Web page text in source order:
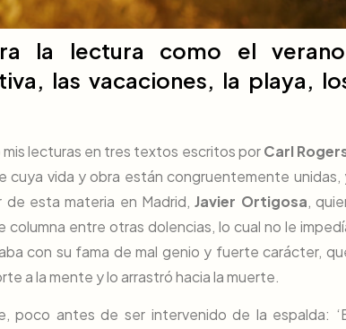
la lectura como el
las vacaciones, la playa,
mis lecturas en tres textos escritos porCarl
vida y obra están congruentemente unidas,
de esta materia en Madrid,Javier Ortigosa,
entre otras dolencias, lo cual no le
con su fama de mal genio y fuerte carácter,
a la mente y lo arrastró hacia la muerte.
poco antes de ser intervenido de la espalda: